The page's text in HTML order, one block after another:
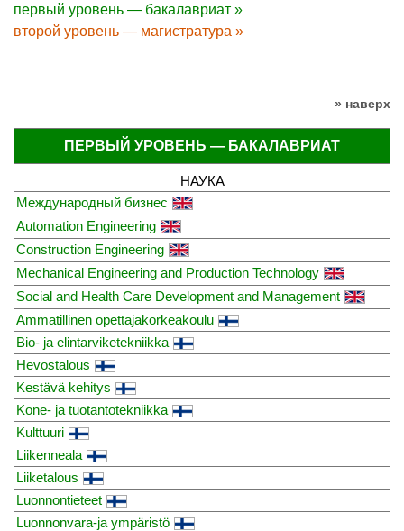
первый уровень — бакалавриат »
второй уровень — магистратура »
» наверх
ПЕРВЫЙ УРОВЕНЬ — БАКАЛАВРИАТ
НАУКА
Международный бизнес
Automation Engineering
Construction Engineering
Mechanical Engineering and Production Technology
Social and Health Care Development and Management
Ammatillinen opettajakorkeakoulu
Bio- ja elintarviketekniikka
Hevostalous
Kestävä kehitys
Kone- ja tuotantotekniikka
Kulttuuri
Liikenneala
Liiketalous
Luonnontieteet
Luonnonvara-ja ympäristö